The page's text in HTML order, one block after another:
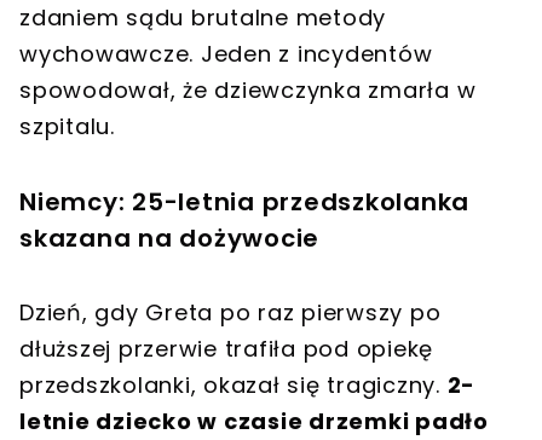
zdaniem sądu brutalne metody
wychowawcze. Jeden z incydentów
spowodował, że dziewczynka zmarła w
szpitalu.
Niemcy: 25-letnia przedszkolanka
skazana na dożywocie
Dzień, gdy Greta po raz pierwszy po
dłuższej przerwie trafiła pod opiekę
przedszkolanki, okazał się tragiczny. 2-
letnie dziecko w czasie drzemki padło